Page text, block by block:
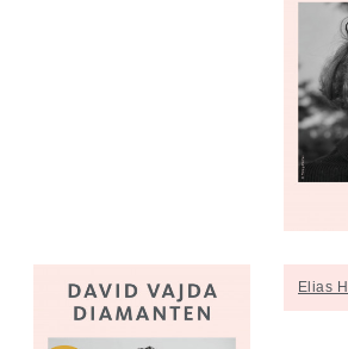
David Vajda: Diamanten
Elias